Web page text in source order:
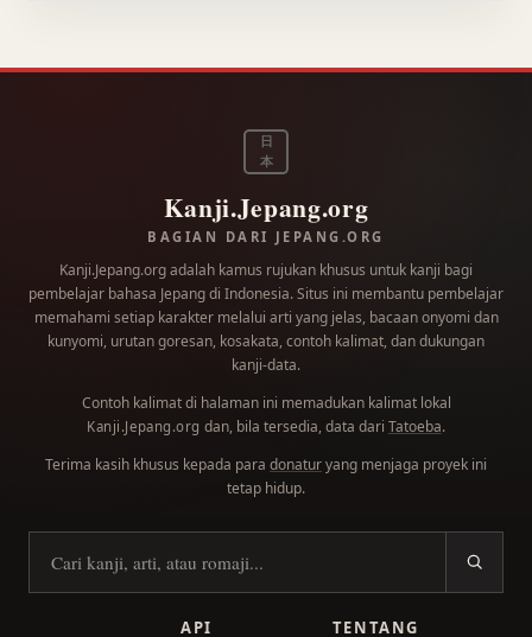
日
本
Kanji.Jepang.org
BAGIAN DARI JEPANG.ORG
Kanji.Jepang.org adalah kamus rujukan khusus untuk kanji bagi
pembelajar bahasa Jepang di Indonesia. Situs ini membantu pembelajar
memahami setiap karakter melalui arti yang jelas, bacaan onyomi dan
kunyomi, urutan goresan, kosakata, contoh kalimat, dan dukungan
kanji-data.
Contoh kalimat di halaman ini memadukan kalimat lokal
Kanji.Jepang.org dan, bila tersedia, data dari Tatoeba.
Terima kasih khusus kepada para donaturyang menjaga proyek ini
tetap hidup.
Cari kanji
API TENTANG